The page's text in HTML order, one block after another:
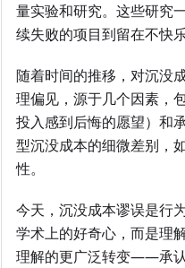
量实验和研究。这些研究
续失败的项目到留在不快
随着时间的推移，对沉没
理偏见，源于几个因素，
投入感到后悔的愿望）和
型沉没成本的细微差别，
性。
今天，沉没成本谬误是行
学术上的好奇心，而是理
理解的更广泛转变——承认